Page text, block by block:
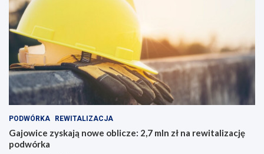
PODWÓRKA REWITALIZACJA
Gajowice zyskają nowe oblicze: 2,7 mln zł na rewitalizację
podwórka